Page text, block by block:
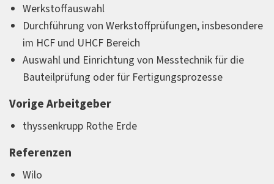
Werkstoffauswahl
Durchführung von Werkstoffprüfungen, insbesondere
im HCF und UHCF Bereich
Auswahl und Einrichtung von Messtechnik für die
Bauteilprüfung oder für Fertigungsprozesse
Vorige Arbeitgeber
thyssenkrupp Rothe Erde
Referenzen
Wilo